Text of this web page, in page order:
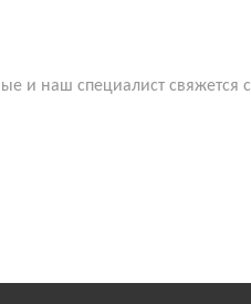
и наш специалист свяжется с